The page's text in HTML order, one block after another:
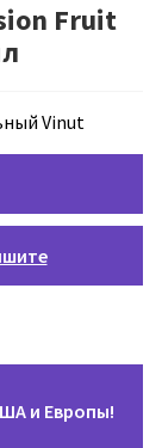
Fruit
и Европы!